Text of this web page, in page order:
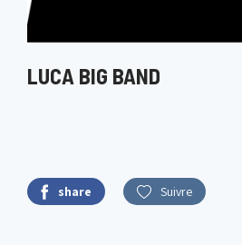
LUCA BIG BAND
share Suivre